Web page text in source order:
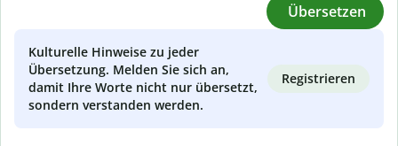
Übersetzen
Kulturelle Hinweise zu jeder
Übersetzung. Melden Sie sich an,
damit Ihre Worte nicht nur übersetzt,
sondern verstanden werden.
Registrieren